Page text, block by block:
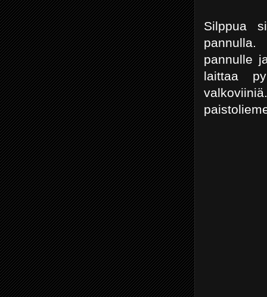
Silppua
pannulla.
pannulle
laittaa